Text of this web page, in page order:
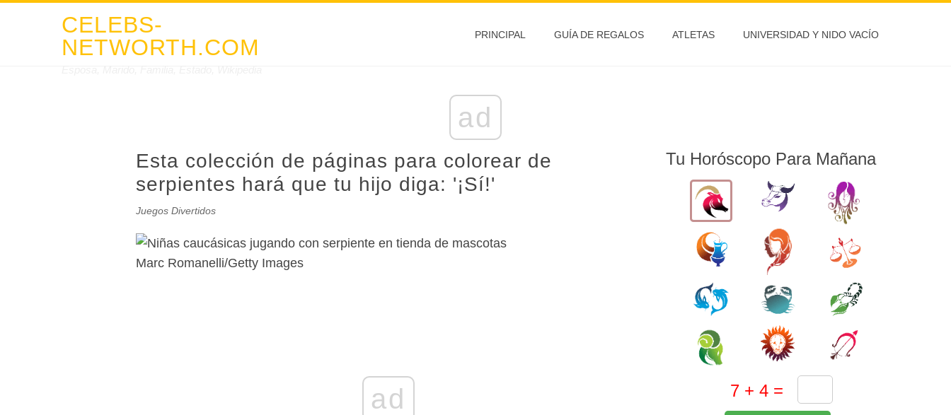
CELEBS-
NETWORTH.COM
PRINCIPAL GUÍA DE REGALOS ATLETAS UNIVERSIDAD Y NIDO VACÍO
ad
Esta colección de páginas para colorear de
serpientes hará que tu hijo diga: '¡Sí!'
Juegos Divertidos
Marc Romanelli/Getty Images
ad
Tu Horóscopo Para Mañana